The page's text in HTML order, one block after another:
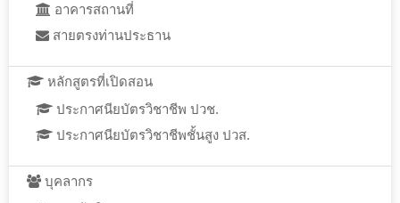
อาคารสถานที่
สายตรงท่านประธาน
หลักสูตรที่เปิดสอน
ประกาศนียบัตรวิชาชีพ ปวช.
ประกาศนียบัตรวิชาชีพชั้นสูง ปวส.
บุคลากร